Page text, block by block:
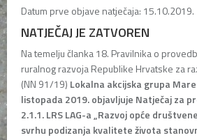
Datum prve objave natječaja: 15.10.2019.
NATJEČAJ JE ZATVOREN
Na temelju članka 18. Pravilnika o
ruralnog razvoja Republike Hrvatske za
(NN 91/19) Lokalna akcijska grupa
listopada 2019. objavljuje Natječaj za
2.1.1. LRS LAG-a „Razvoj opće
svrhu podizanja kvalitete života